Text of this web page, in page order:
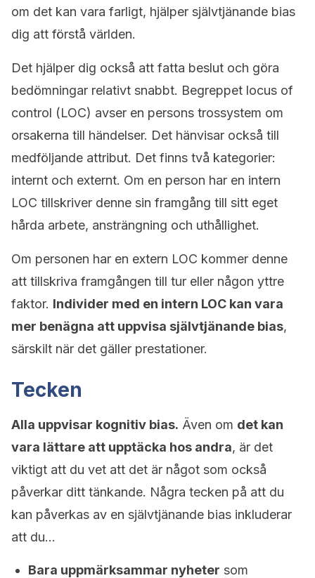
om det kan vara farligt, hjälper självtjänande bias
dig att förstå världen.
Det hjälper dig också att fatta beslut och göra
bedömningar relativt snabbt. Begreppet locus of
control (LOC) avser en persons trossystem om
orsakerna till händelser. Det hänvisar också till
medföljande attribut. Det finns två kategorier:
internt och externt. Om en person har en intern
LOC tillskriver denne sin framgång till sitt eget
hårda arbete, ansträngning och uthållighet.
Om personen har en extern LOC kommer denne
att tillskriva framgången till tur eller någon yttre
faktor. Individer med en intern LOC kan vara
mer benägna att uppvisa självtjänande bias,
särskilt när det gäller prestationer.
Tecken
Alla uppvisar kognitiv bias. Även om det kan
vara lättare att upptäcka hos andra, är det
viktigt att du vet att det är något som också
påverkar ditt tänkande. Några tecken på att du
kan påverkas av en självtjänande bias inkluderar
att du…
Bara uppmärksammar nyheter som